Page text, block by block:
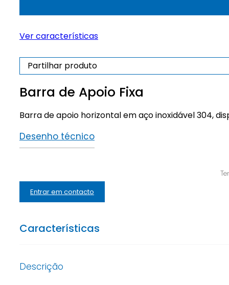
Apoio
Ver características
Partilhar produto
Barra de Apoio Fixa
Barra de apoio horizontal em aço inoxidável 304,
Desenho técnico
Entrar em contacto
Características
Descrição